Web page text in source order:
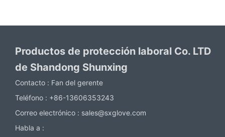
Productos de protección laboral Co. LTD
de Shandong Shunxing
Contacto : Fan del gerente
Teléfono : +86-13606353243
Correo electrónico : sales@sxglove.com
Habla a :